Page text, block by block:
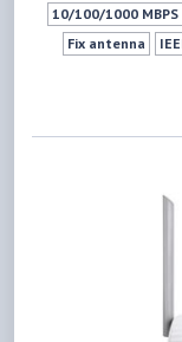
10/100/1000
Fix antenna